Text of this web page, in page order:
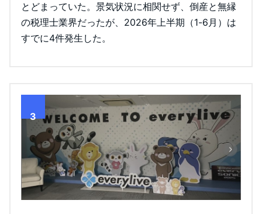
とどまっていた。景気状況に相関せず、倒産と無縁
の税理士業界だったが、2026年上半期（1-6月）は
すでに4件発生した。
3